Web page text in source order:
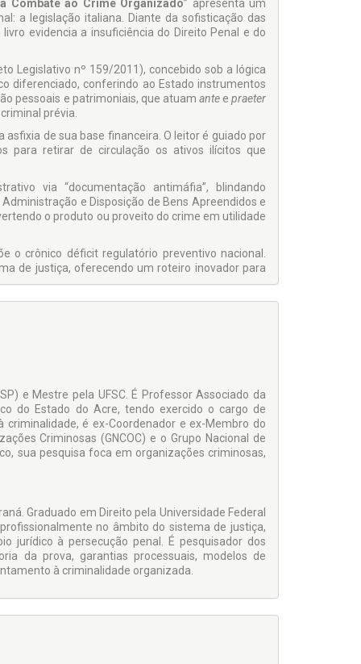
Combate ao Crime Organizado” apresenta um
a legislação italiana. Diante da sofisticação das
evidencia a insuficiência do Direito Penal e do
Legislativo nº 159/2011), concebido sob a lógica
diferenciado, conferindo ao Estado instrumentos
pessoais e patrimoniais, que atuam anteepraeter
prévia.
de sua base financeira. O leitor é guiado por
para retirar de circulação os ativos ilícitos que
via “documentação antimáfia”, blindando
e Disposição de Bens Apreendidos e
o produto ou proveito do crime em utilidade
o crônico déficit regulatório preventivo nacional.
de justiça, oferecendo um roteiro inovador para
e Mestre pela UFSC. É Professor Associado da
do Estado do Acre, tendo exercido o cargo de
é ex-Coordenador e ex-Membro do
Criminosas (GNCOC) e o Grupo Nacional de
sua pesquisa foca em organizações criminosas,
Graduado em Direito pela Universidade Federal
no âmbito do sistema de justiça,
jurídico à persecução penal. É pesquisador dos
da prova, garantias processuais, modelos de
à criminalidade organizada.